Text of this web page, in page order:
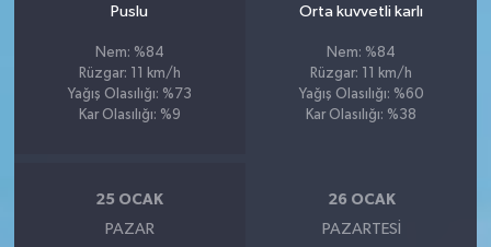
Puslu
Nem: %84
Rüzgar: 11 km/h
Yağış Olasılığı: %73
Kar Olasılığı: %9
Orta kuvvetli karlı
Nem: %84
Rüzgar: 11 km/h
Yağış Olasılığı: %60
Kar Olasılığı: %38
25 OCAK
PAZAR
26 OCAK
PAZARTESI